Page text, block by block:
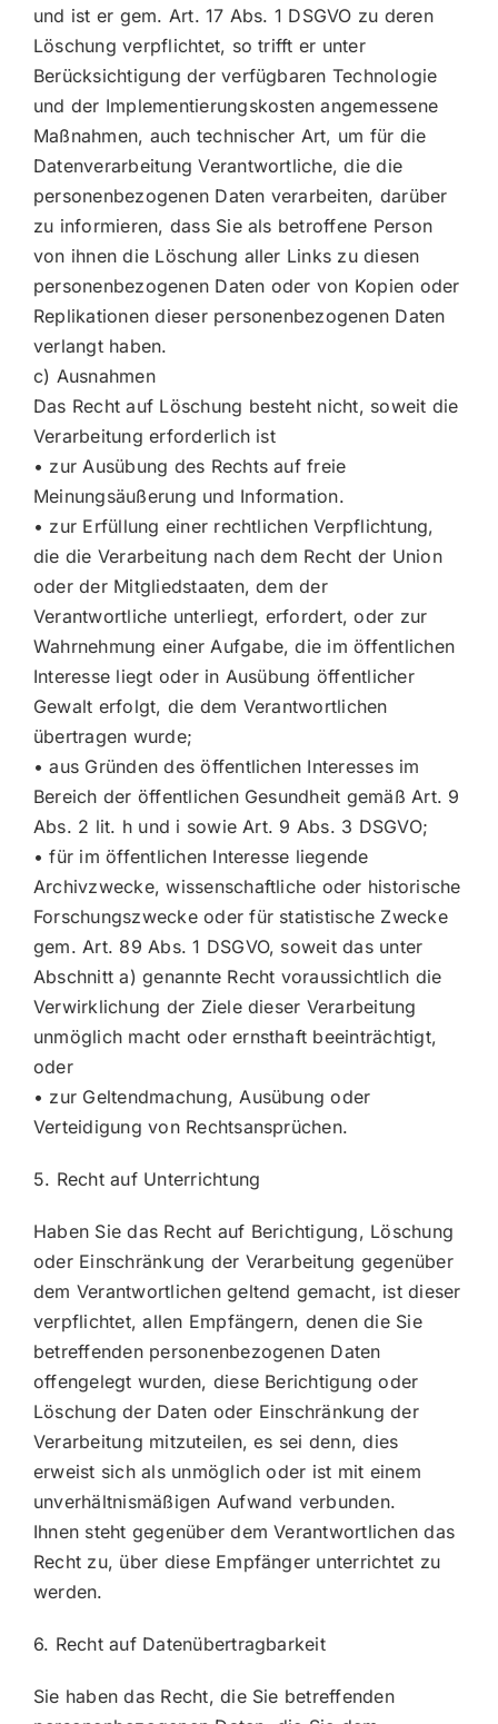
und ist er gem. Art. 17 Abs. 1 DSGVO zu deren
Löschung verpflichtet, so trifft er unter
Berücksichtigung der verfügbaren Technologie
und der Implementierungskosten angemessene
Maßnahmen, auch technischer Art, um für die
Datenverarbeitung Verantwortliche, die die
personenbezogenen Daten verarbeiten, darüber
zu informieren, dass Sie als betroffene Person
von ihnen die Löschung aller Links zu diesen
personenbezogenen Daten oder von Kopien oder
Replikationen dieser personenbezogenen Daten
verlangt haben.
c) Ausnahmen
Das Recht auf Löschung besteht nicht, soweit die
Verarbeitung erforderlich ist
• zur Ausübung des Rechts auf freie
Meinungsäußerung und Information.
• zur Erfüllung einer rechtlichen Verpflichtung,
die die Verarbeitung nach dem Recht der Union
oder der Mitgliedstaaten, dem der
Verantwortliche unterliegt, erfordert, oder zur
Wahrnehmung einer Aufgabe, die im öffentlichen
Interesse liegt oder in Ausübung öffentlicher
Gewalt erfolgt, die dem Verantwortlichen
übertragen wurde;
• aus Gründen des öffentlichen Interesses im
Bereich der öffentlichen Gesundheit gemäß Art. 9
Abs. 2 lit. h und i sowie Art. 9 Abs. 3 DSGVO;
• für im öffentlichen Interesse liegende
Archivzwecke, wissenschaftliche oder historische
Forschungszwecke oder für statistische Zwecke
gem. Art. 89 Abs. 1 DSGVO, soweit das unter
Abschnitt a) genannte Recht voraussichtlich die
Verwirklichung der Ziele dieser Verarbeitung
unmöglich macht oder ernsthaft beeinträchtigt,
oder
• zur Geltendmachung, Ausübung oder
Verteidigung von Rechtsansprüchen.
5. Recht auf Unterrichtung
Haben Sie das Recht auf Berichtigung, Löschung
oder Einschränkung der Verarbeitung gegenüber
dem Verantwortlichen geltend gemacht, ist dieser
verpflichtet, allen Empfängern, denen die Sie
betreffenden personenbezogenen Daten
offengelegt wurden, diese Berichtigung oder
Löschung der Daten oder Einschränkung der
Verarbeitung mitzuteilen, es sei denn, dies
erweist sich als unmöglich oder ist mit einem
unverhältnismäßigen Aufwand verbunden.
Ihnen steht gegenüber dem Verantwortlichen das
Recht zu, über diese Empfänger unterrichtet zu
werden.
6. Recht auf Datenübertragbarkeit
Sie haben das Recht, die Sie betreffenden